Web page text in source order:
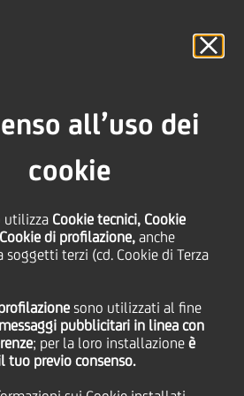
all’uso dei
cookie
utilizza Cookie tecnici, Cookie
Cookie di profilazione, anche
terzi (cd. Cookie di Terza
sono utilizzati al fine
pubblicitari in linea con
; per la loro installazione è
tuo previo consenso.
SEND
per uso